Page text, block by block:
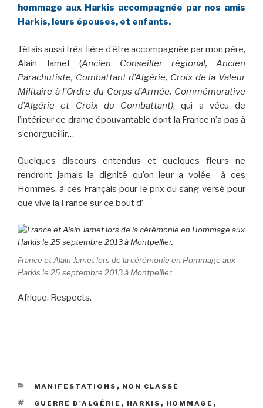
hommage aux Harkis accompagnée par nos amis
Harkis, leurs épouses, et enfants.
J’étais aussi très fière d’être accompagnée par mon père,
Alain Jamet (Ancien Conseiller régional, Ancien
Parachutiste, Combattant d’Algérie, Croix de la Valeur
Militaire à l’Ordre du Corps d’Armée, Commémorative
d’Algérie et Croix du Combattant), qui a vécu de
l’intérieur ce drame épouvantable dont la France n’a pas à
s’enorgueillir…
Quelques discours entendus et quelques fleurs ne
rendront jamais la dignité qu’on leur a volée à ces
Hommes, à ces Français pour le prix du sang versé pour
que vive la France sur ce bout d’
France et Alain Jamet lors de la cérémonie en Hommage aux
Harkis le 25 septembre 2013 à Montpellier.
Afrique. Respects.
CATÉGORIES
MANIFESTATIONS , NON CLASSÉ
ÉTIQUETTES
GUERRE D'ALGÉRIE , HARKIS , HOMMAGE ,